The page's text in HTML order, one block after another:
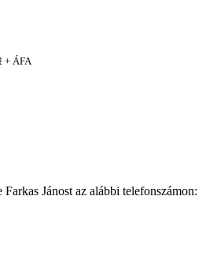
+ ÁFA
Jánost az alábbi telefonszámon: